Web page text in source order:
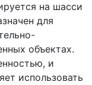
на шасси
для
объектах.
и
использовать